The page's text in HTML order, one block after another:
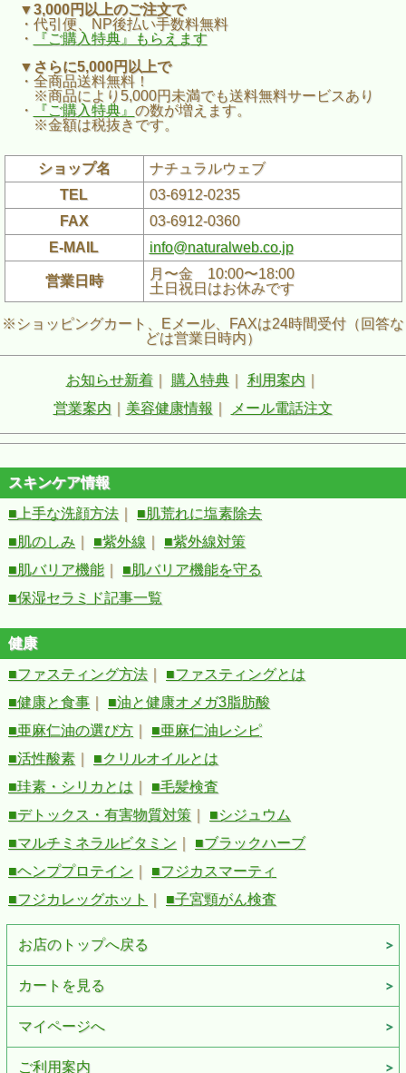
▼3,000円以上のご注文で
・代引便、NP後払い手数料無料
・
『ご購入特典』もらえます
▼さらに5,000円以上で
・全商品送料無料！
※商品により5,000円未満でも送料無料サービスあり
・
『ご購入特典』 の数が増えます。
※金額は税抜きです。
ショップ名
ナチュラルウェブ
TEL
03-6912-0235
FAX
03-6912-0360
E-MAIL
info@naturalweb.co.jp
営業日時
月〜金 10:00〜18:00
土日祝日はお休みです
※ショッピングカート、Eメール、FAXは24時間受付（回答な
どは営業日時内）
お知らせ新着｜ 購入特典｜ 利用案内
営業案内
美容健康情報 メール電話注文
スキンケア情報
■上手な洗顔方法
■肌荒れに塩素除去
■肌のしみ
■紫外線
■紫外線対策
■肌バリア機能
■肌バリア機能を守る
■保湿セラミド記事一覧
健康
■ファスティング方法
■ファスティングとは
■健康と食事
■油と健康オメガ3脂肪酸
■亜麻仁油の選び方
■亜麻仁油レシピ
■活性酸素
■クリルオイルとは
■珪素・シリカとは
■毛髪検査
■デトックス・有害物質対策
■シジュウム
■マルチミネラルビタミン
■ブラックハーブ
■ヘンププロテイン
■フジカスマーティ
■フジカレッグホット
■子宮頸がん検査
お店のトップへ戻る
カートを見る
マイページへ
ご利用案内